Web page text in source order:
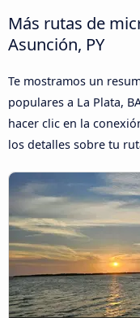
Más rutas de
Asunción, PY
Te mostramos un
populares a La Plata,
hacer clic en la
los detalles sobre tu